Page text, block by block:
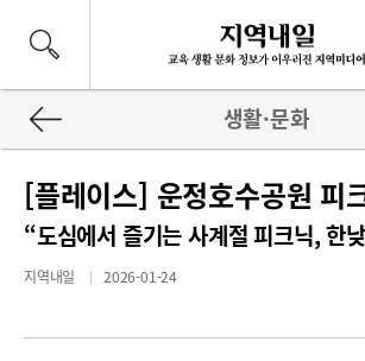
생활·문화
[플레이스] 운정호수공원 피
“도심에서 즐기는 사계절 피크닉, 한
지역내일 2026-01-24